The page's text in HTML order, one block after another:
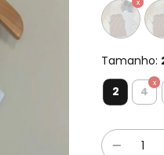
Tamanho:
2 4